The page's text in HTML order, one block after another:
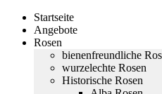
Startseite
Angebote
Rosen
bienenfreundliche
wurzelechte Rosen
Historische Rosen